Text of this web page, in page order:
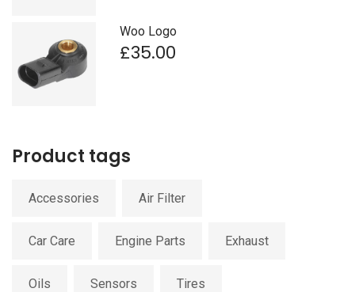
Woo Logo
£35.00
Product tags
Accessories Air Filter
Car Care Engine Parts Exhaust
Oils Sensors Tires